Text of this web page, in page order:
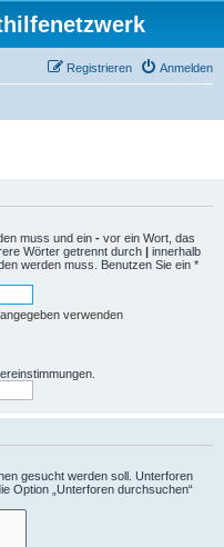
Anmelden
Registrieren
muss und ein - vor ein Wort, das
Wörter getrennt durch | innerhalb
werden muss. Benutzen Sie ein *
verwenden
gesucht werden soll. Unterforen
Option „Unterforen durchsuchen“